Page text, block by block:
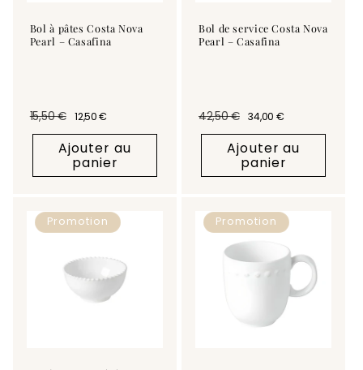
Bol à pâtes Costa Nova
Pearl – Casafina
Prix habituel
15,50 €
Prix promotionnel
12,50 €
Ajouter au
panier
Bol de service Costa Nova
Pearl – Casafina
Prix habituel
42,50 €
Prix promotionnel
34,00 €
Ajouter au
panier
Promotion Promotion